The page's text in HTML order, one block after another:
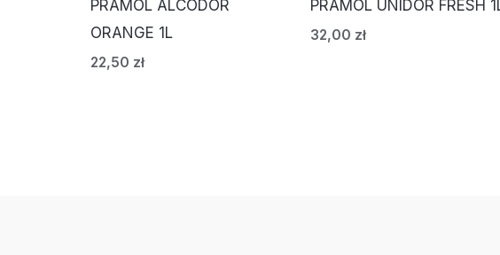
PRAMOL ALCODOR
ORANGE 1L
22,50 zł
PRAMOL UNIDOR FRESH
32,00 zł